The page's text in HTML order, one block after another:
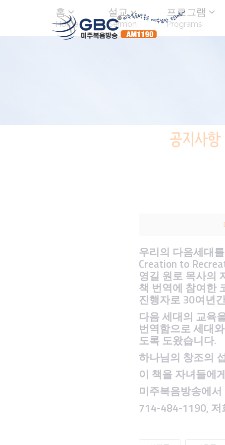
홈
Home
설교
Sermon
프로그램
Programs
우리의 다음세대
Creation to
영길 원로 목사의
책 번역에 참여한
진행자로 30여년
다음 세대의 교육
번역함으로 세대
도록 도왔습니다.
하나님의 창조의
이 책을 자녀들에
미주복음방송에
714-484-1190, 저